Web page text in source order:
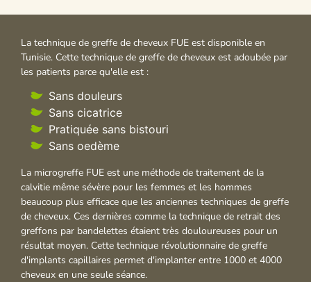
La technique de greffe de cheveux FUE est disponible en
Tunisie. Cette technique de greffe de cheveux est adoubée par
les patients parce qu'elle est :
Sans douleurs
Sans cicatrice
Pratiquée sans bistouri
Sans oedème
La microgreffe FUE est une méthode de traitement de la
calvitie même sévère pour les femmes et les hommes
beaucoup plus efficace que les anciennes techniques de greffe
de cheveux. Ces dernières comme la technique de retrait des
greffons par bandelettes étaient très douloureuses pour un
résultat moyen. Cette technique révolutionnaire de greffe
d'implants capillaires permet d'implanter entre 1000 et 4000
cheveux en une seule séance.